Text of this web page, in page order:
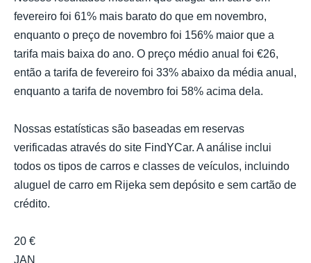
fevereiro foi 61% mais barato do que em novembro,
enquanto o preço de novembro foi 156% maior que a
tarifa mais baixa do ano. O preço médio anual foi €26,
então a tarifa de fevereiro foi 33% abaixo da média anual,
enquanto a tarifa de novembro foi 58% acima dela.
Nossas estatísticas são baseadas em reservas
verificadas através do site FindYCar. A análise inclui
todos os tipos de carros e classes de veículos, incluindo
aluguel de carro em Rijeka sem depósito e sem cartão de
crédito.
20 €
JAN